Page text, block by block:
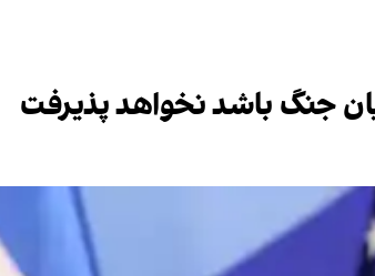
جنگ باشد نخواهد پذیرفت